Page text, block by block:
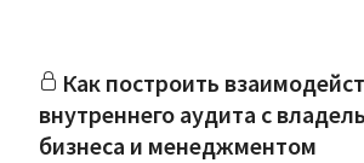
Как построить
внутреннего аудита с
бизнеса и менеджментом